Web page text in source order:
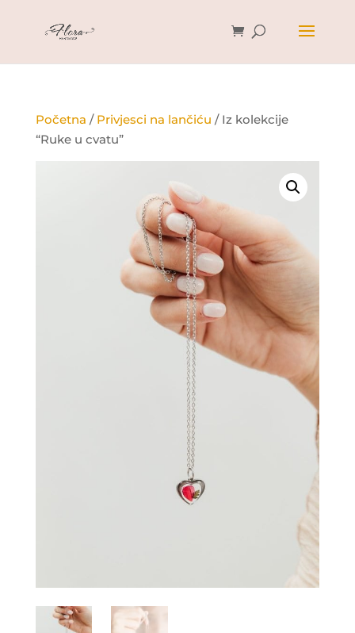
Početna / Privjesci na lančiću / Iz kolekcije
“Ruke u cvatu”